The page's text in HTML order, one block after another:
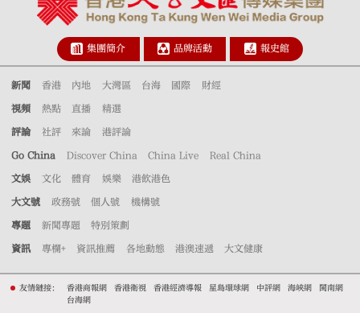
集團簡介 品牌活動 報史館
新聞 香港 內地 大灣區 台海 國際 財經
視頻 熱點 直播 精選
評論 社評 來論 港評論
Go China Discover China China Live Real China
文娛 文化 體育 娛樂 港飲港色
大文號 政務號 個人號 機構號
專題 新聞專題 特別策劃
資訊 專欄+ 資訊推薦 各地動態 港澳速遞 大文健康
友情鏈接： 香港商報網 香港衛視 香港經濟導報 星島環球網 中評網 海峽網
閩南網
台海網